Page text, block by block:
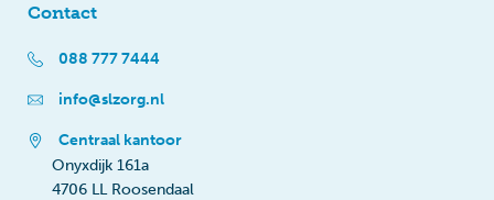
Contact
088 777 7444
info@slzorg.nl
Centraal kantoor
Onyxdijk 161a
4706 LL Roosendaal